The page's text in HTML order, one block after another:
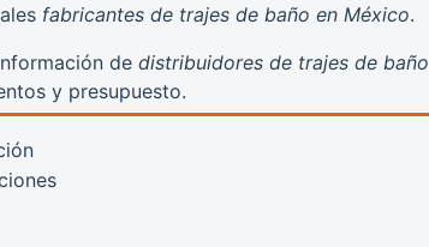
fabricantes de trajes de baño en México.
de distribuidores de trajes de baño
y presupuesto.